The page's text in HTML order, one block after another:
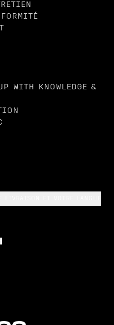
WITH KNOWLEDGE &